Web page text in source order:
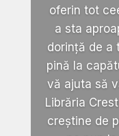
oferin tot
a sta
dorință de a
pină la
vă ajuta să
Librăria
creștine de